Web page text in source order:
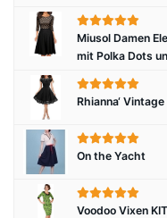
Miusol Damen
mit Polka Dots
Rhianna‘
On the Yacht
Voodoo Vixen